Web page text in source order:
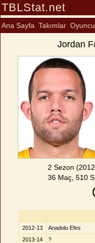
TBLStat.net
Ana Sayfa Takımlar
Jordan
2 Sezon
36 Maç, 510
2012-13 Anadolu Efes
2013-14
?